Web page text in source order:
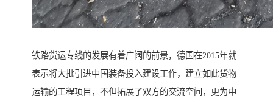
铁路货运专线的发展有着广阔的前景，德国在2015年就
表示将大批引进中国装备投入建设工作，建立如此货物
运输的工程项目，不但拓展了双方的交流空间，更为中